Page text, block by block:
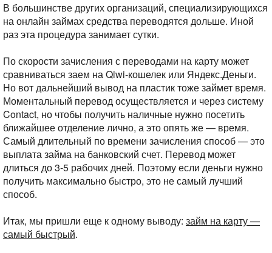
В большинстве других организаций, специализирующихся
на онлайн займах средства переводятся дольше. Иной
раз эта процедура занимает сутки.
По скорости зачисления с переводами на карту может
сравниваться заем на Qiwi-кошелек или Яндекс.Деньги.
Но вот дальнейший вывод на пластик тоже займет время.
Моментальный перевод осуществляется и через систему
Contact, но чтобы получить наличные нужно посетить
ближайшее отделение лично, а это опять же — время.
Самый длительный по времени зачисления способ — это
выплата займа на банковский счет. Перевод может
длиться до 3-5 рабочих дней. Поэтому если деньги нужно
получить максимально быстро, это не самый лучший
способ.
Итак, мы пришли еще к одному выводу: займ на карту —
самый быстрый.